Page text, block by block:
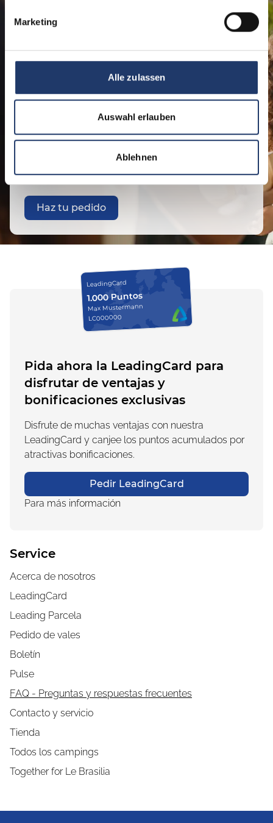
Marketing
Alle zulassen
Auswahl erlauben
Ablehnen
Regale los mejores
momentos
ahora y despierte la expectación!
vale regalo de LeadingCampings es siempre la
elección correcta. Simplemente elija el importe,
añada un mensaje y ¡listo!
Haz tu pedido
Service
Acerca de nosotros
LeadingCard
Leading Parcela
Pedido de vales
Boletín
Pulse
FAQ - Preguntas y respuestas frecuentes
Contacto y servicio
Tienda
Todos los campings
Together for Le Brasilia
LeadingCard
1.000 Puntos
Max Mustermann
LC000000
Pida ahora la LeadingCard para
disfrutar de ventajas y
bonificaciones exclusivas
Disfrute de muchas ventajas con nuestra
LeadingCard y canjee los puntos acumulados por
atractivas bonificaciones.
Pedir LeadingCard
Para más información